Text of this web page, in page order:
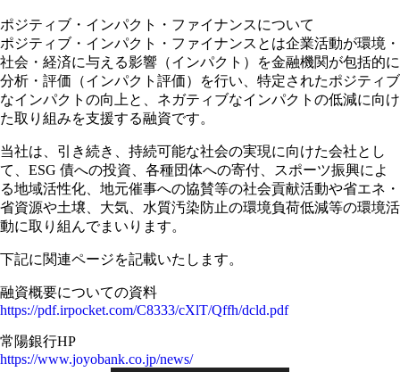
ポジティブ・インパクト・ファイナンスについて
ポジティブ・インパクト・ファイナンスとは企業活動が環境・
社会・経済に与える影響（インパクト）を金融機関が包括的に
分析・評価（インパクト評価）を行い、特定されたポジティブ
なインパクトの向上と、ネガティブなインパクトの低減に向け
た取り組みを支援する融資です。
当社は、引き続き、持続可能な社会の実現に向けた会社とし
て、ESG 債への投資、各種団体への寄付、スポーツ振興によ
る地域活性化、地元催事への協賛等の社会貢献活動や省エネ・
省資源や土壌、大気、水質汚染防止の環境負荷低減等の環境活
動に取り組んでまいります。
下記に関連ページを記載いたします。
融資概要についての資料
https://pdf.irpocket.com/C8333/cXlT/Qffh/dcld.pdf
常陽銀行HP
https://www.joyobank.co.jp/news/